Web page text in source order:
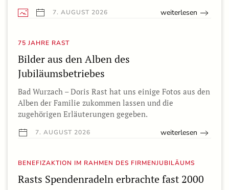
7. AUGUST 2026 weiterlesen
75 JAHRE RAST
Bilder aus den Alben des
Jubiläumsbetriebes
Bad Wurzach – Doris Rast hat uns einige Fotos aus den
Alben der Familie zukommen lassen und die
zugehörigen Erläuterungen gegeben.
7. AUGUST 2026 weiterlesen
BENEFIZAKTION IM RAHMEN DES FIRMENJUBILÄUMS
Rasts Spendenradeln erbrachte fast 2000